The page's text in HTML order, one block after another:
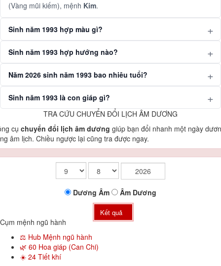
(Vàng mũi kiếm), mệnh Kim.
Sinh năm 1993 hợp màu gì?
Sinh năm 1993 hợp hướng nào?
Năm 2026 sinh năm 1993 bao nhiêu tuổi?
Sinh năm 1993 là con giáp gì?
TRA CỨU CHUYỂN ĐỔI LỊCH ÂM DƯƠNG
cụ chuyển đổi lịch âm dương giúp bạn đổi nhanh một ngày
âm lịch. Chiều ngược lại cũng tra được ngay.
Dương Âm Âm Dương
Kết quả
Cụm mệnh ngũ hành
⚖️ Hub Mệnh ngũ hành
🌿 60 Hoa giáp (Can Chi)
☀️ 24 Tiết khí